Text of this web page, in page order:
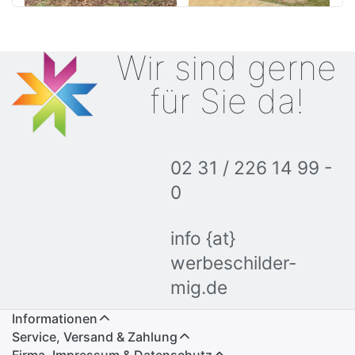
Wir sind gerne
für Sie da!
02 31 / 226 14 99 -
0
info {at}
werbeschilder-
mig.de
Informationen
Service, Versand & Zahlung